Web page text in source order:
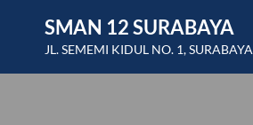
SMAN 12 SURABAYA
JL. SEMEMI KIDUL NO. 1, SURABAYA